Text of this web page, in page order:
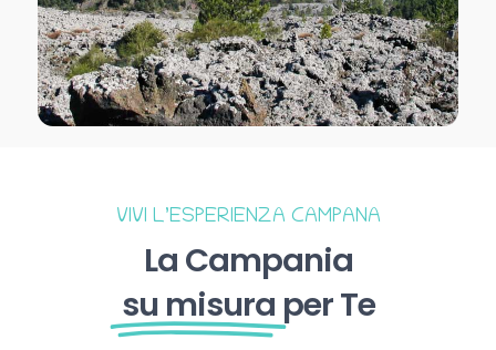
VIVI L’ESPERIENZA CAMPANA
La Campania
su misura per Te